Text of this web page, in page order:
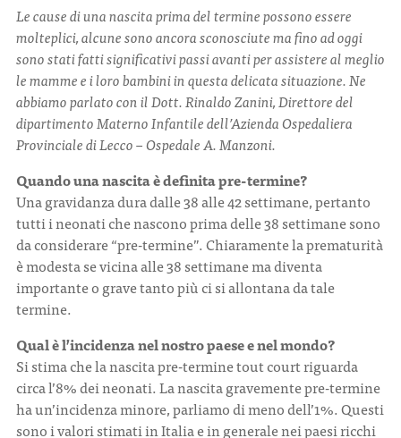
NEWS
CONTATTI
ITA ENG
Le cause di una nascita prima del termine possono essere
molteplici, alcune sono ancora sconosciute ma fino ad oggi
sono stati fatti significativi passi avanti per assistere al meglio
le mamme e i loro bambini in questa delicata situazione. Ne
abbiamo parlato con il Dott. Rinaldo Zanini, Direttore del
dipartimento Materno Infantile dell’Azienda Ospedaliera
Provinciale di Lecco – Ospedale A. Manzoni.
Quando una nascita è definita pre-termine?
Una gravidanza dura dalle 38 alle 42 settimane, pertanto
tutti i neonati che nascono prima delle 38 settimane sono
da considerare “pre-termine”. Chiaramente la prematurità
è modesta se vicina alle 38 settimane ma diventa
importante o grave tanto più ci si allontana da tale
termine.
Qual è l’incidenza nel nostro paese e nel mondo?
Si stima che la nascita pre-termine tout court riguarda
circa l’8% dei neonati. La nascita gravemente pre-termine
ha un’incidenza minore, parliamo di meno dell’1%. Questi
sono i valori stimati in Italia e in generale nei paesi ricchi